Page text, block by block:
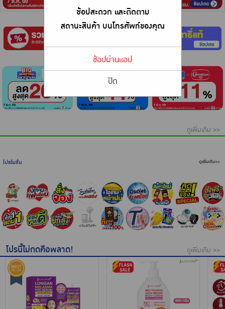
เครื่องดื่มและผงชงดื่ม
เครื่องปรุงรสและของแห้ง
ขนมขบเคี้ยว และช็อคโกแลต
มือถือ
พระเครื่อง test pop
ช้อปสะดวก และติดตาม
สถานะสินค้า บนโทรศัพท์ของคุณ
ช้อปผ่านแอป
ปิด
ดูเพิ่มเติม >>
โปรนี้ไม่กดคือพลาด! ดูเพิ่มเติม >>